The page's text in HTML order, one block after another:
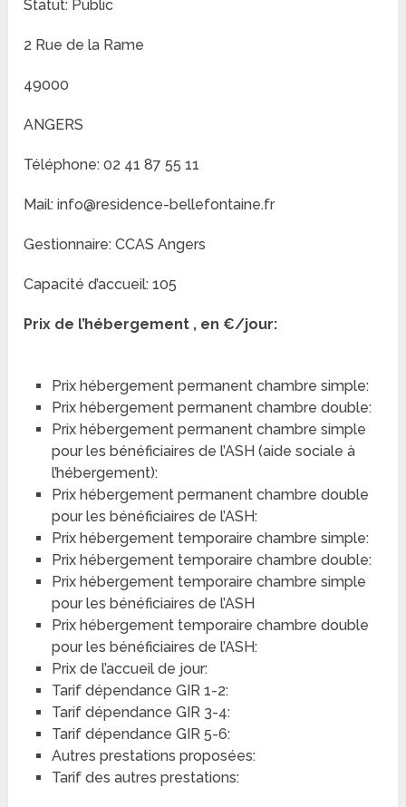
Statut: Public
2 Rue de la Rame
49000
ANGERS
Téléphone: 02 41 87 55 11
Mail: info@residence-bellefontaine.fr
Gestionnaire: CCAS Angers
Capacité d’accueil: 105
Prix de l’hébergement , en €/jour:
Prix hébergement permanent chambre simple:
Prix hébergement permanent chambre double:
Prix hébergement permanent chambre simple
pour les bénéficiaires de l’ASH (aide sociale à
l’hébergement):
Prix hébergement permanent chambre double
pour les bénéficiaires de l’ASH:
Prix hébergement temporaire chambre simple:
Prix hébergement temporaire chambre double:
Prix hébergement temporaire chambre simple
pour les bénéficiaires de l’ASH
Prix hébergement temporaire chambre double
pour les bénéficiaires de l’ASH:
Prix de l’accueil de jour:
Tarif dépendance GIR 1-2:
Tarif dépendance GIR 3-4:
Tarif dépendance GIR 5-6:
Autres prestations proposées:
Tarif des autres prestations: